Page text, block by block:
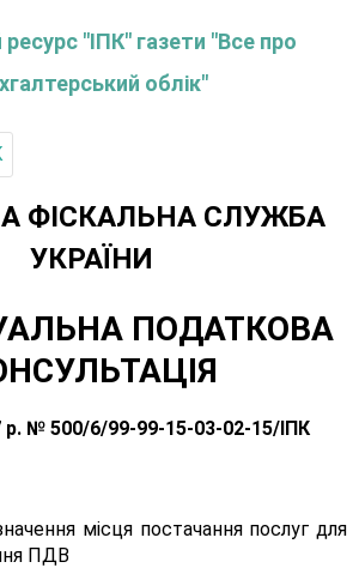
"ІПК" газети "Все про
облік"
ФІСКАЛЬНА СЛУЖБА
УКРАЇНИ
ПОДАТКОВА
р. № 500/6/99-99-15-03-02-15/ІПК
місця постачання послуг для
ПДВ